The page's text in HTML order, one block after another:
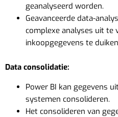
geanalyseerd worden.
Geavanceerde data-
complexe analyses uit te
inkoopgegevens te
Data consolidatie:
Power BI kan gegevens
systemen consolideren.
Het consolideren van